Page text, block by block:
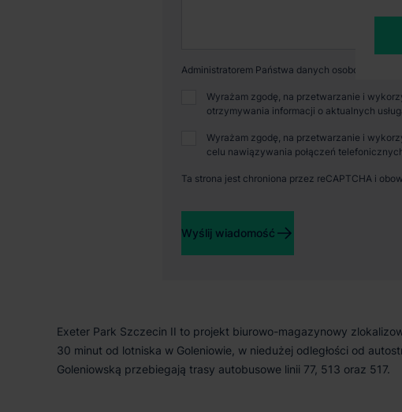
Exeter Park Szczecin II to projekt biurowo-magazynowy
30 minut od lotniska w Goleniowie, w niedużej odległości od
Goleniowską przebiegają trasy autobusowe linii 77, 513 oraz 517.
Administratorem Państwa danych osobowych
Wyrażam zgodę, na przetwarzanie i
otrzymywania informacji o aktualnych
Wyrażam zgodę, na przetwarzanie i
celu nawiązywania połączeń
Ta strona jest chroniona przez reCAPTCHA i
Wyślij wiadomość